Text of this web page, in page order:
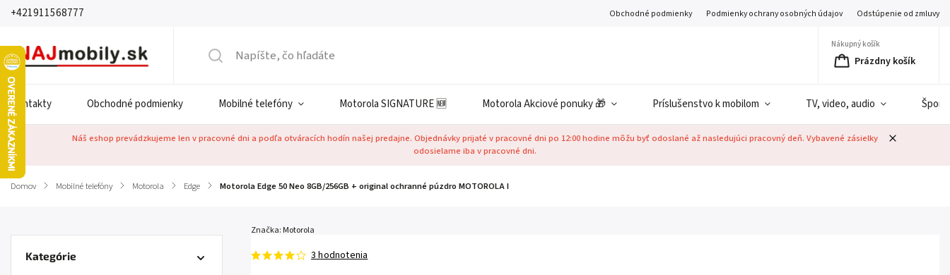
+421911568777 Obchodné podmienky Podmienky ochrany osobných údajov Odstúpenie od zmluvy
Nákupný košík
Prázdny košík
Kontakty Obchodné podmienky Mobilné telefóny Motorola SIGNATURE 🆕 Motorola Akciové ponuky 🎁 Príslušenstvo k mobilom TV, video, audio Šport
Náš eshop prevádzkujeme len v pracovné dni a podľa otváracích hodín našej predajne. Objednávky prijaté v pracovné dni po 12:00 hodine môžu byť odoslané až nasledujúci pracovný deň. Vybavené zásielky
odosielame iba v pracovné dni.
Domov / Mobilné telefóny / Motorola / Edge / Motorola Edge 50 Neo 8GB/256GB + original ochranné púzdro MOTOROLA I
Kategórie 3 hodnotenia
Značka: Motorola